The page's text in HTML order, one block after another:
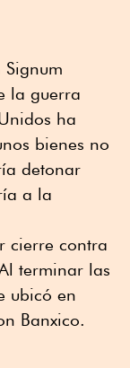
la guerra
ha
bienes no
detonar
a la
cierre contra
terminar las
ubicó en
Banxico.